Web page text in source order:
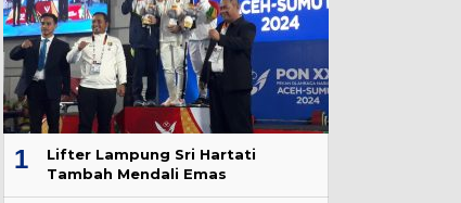
1
Lifter Lampung Sri Hartati
Tambah Mendali Emas